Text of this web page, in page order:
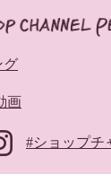
グ
画
#ショップチ